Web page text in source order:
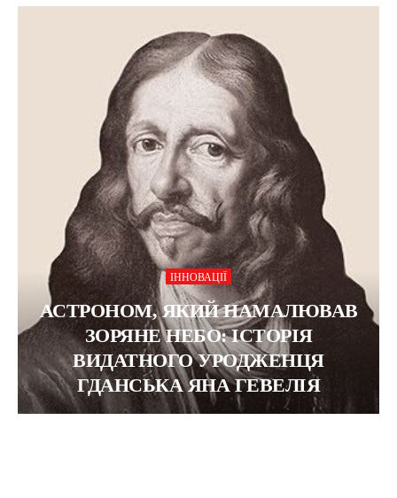
ІННОВАЦІЇ
АСТРОНОМ, ЯКИЙ НАМАЛЮВАВ
ЗОРЯНЕ НЕБО: ІСТОРІЯ
ВИДАТНОГО УРОДЖЕНЦЯ
ГДАНСЬКА ЯНА ГЕВЕЛІЯ